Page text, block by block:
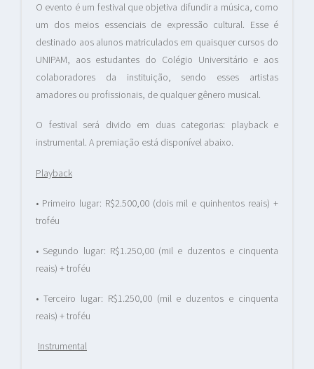
O evento é um festival que objetiva difundir a música, como
um dos meios essenciais de expressão cultural. Esse é
destinado aos alunos matriculados em quaisquer cursos do
UNIPAM, aos estudantes do Colégio Universitário e aos
colaboradores da instituição, sendo esses artistas
amadores ou profissionais, de qualquer gênero musical.
O festival será divido em duas categorias: playback e
instrumental. A premiação está disponível abaixo.
Playback
• Primeiro lugar: R$2.500,00 (dois mil e quinhentos reais) +
troféu
• Segundo lugar: R$1.250,00 (mil e duzentos e cinquenta
reais) + troféu
• Terceiro lugar: R$1.250,00 (mil e duzentos e cinquenta
reais) + troféu
Instrumental